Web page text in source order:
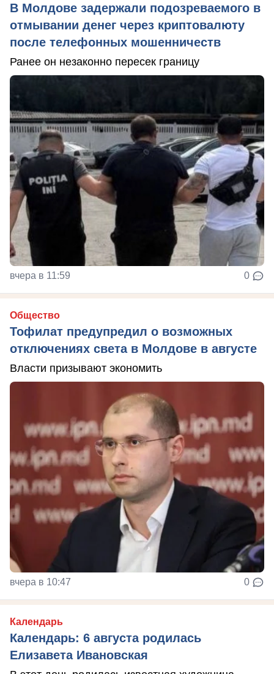
В Молдове задержали подозреваемого в
отмывании денег через криптовалюту
после телефонных мошенничеств
Ранее он незаконно пересек границу
вчера в 11:59 0
Общество
Тофилат предупредил о возможных
отключениях света в Молдове в августе
Власти призывают экономить
вчера в 10:47 0
Календарь
Календарь: 6 августа родилась
Елизавета Ивановская